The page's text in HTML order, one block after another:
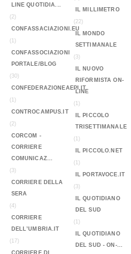
LINE QUOTIDIA...
(2)
CONFASSACIAZIONI.EU
(1)
CONFASSOCIAZIONI
PORTALE/BLOG
(30)
CONFEDERAZIONEAEPI.IT
(1)
CONTROCAMPUS.IT
(2)
CORCOM -
CORRIERE
COMUNICAZ...
(3)
CORRIERE DELLA
SERA
(4)
CORRIERE
DELL’UMBRIA.IT
(17)
IL MILLIMETRO
(22)
IL MONDO
SETTIMANALE
(3)
IL NUOVO
RIFORMISTA ON-
LINE
(1)
IL PICCOLO
TRISETTIMANALE
(1)
IL PICCOLO.NET
(1)
IL PORTAVOCE.IT
(3)
IL QUOTIDIANO
DEL SUD
(1)
IL QUOTIDIANO
DEL SUD - ON-...